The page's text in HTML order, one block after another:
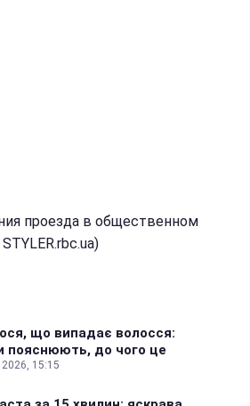
проезда в общественном
що випадає волосся:
пояснюють, до чого це
2026, 15:15